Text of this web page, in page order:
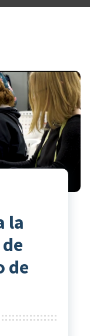
la
de